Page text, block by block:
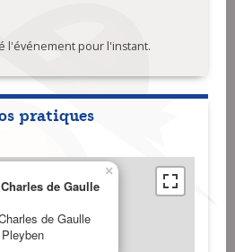
l'événement pour l'instant.
pratiques
de Gaulle
de Gaulle
×